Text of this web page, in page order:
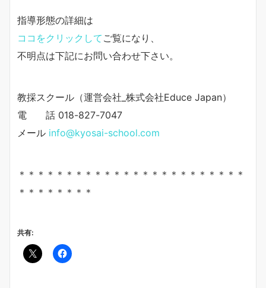
指導形態の詳細は
ココをクリックして ご覧になり、
不明点は下記にお問い合わせ下さい。
教採スクール（運営会社_株式会社Educe Japan）
電 話 018-827-7047
メール info@kyosai-school.com
＊＊＊＊＊＊＊＊＊＊＊＊＊＊＊＊＊＊＊＊＊＊＊＊
＊＊＊＊＊＊＊＊
共有: